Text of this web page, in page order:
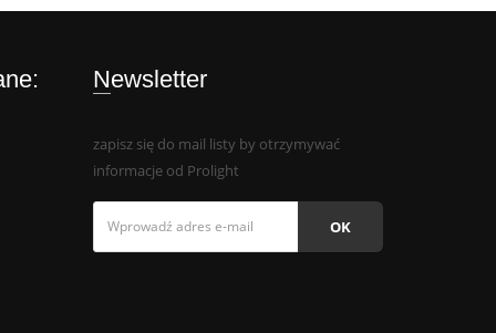
Newsletter
zapisz się do mail listy by otrzymywać
informacje od Prolight
OK